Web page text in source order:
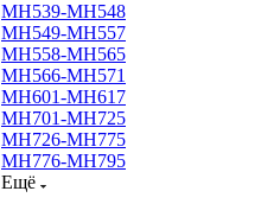
МН539-МН548
МН549-МН557
МН558-МН565
МН566-МН571
МН601-МН617
МН701-МН725
МН726-МН775
МН776-МН795
Ещё